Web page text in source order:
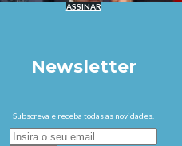
ASSINAR
Newsletter
Subscreva e receba todas as novidades.